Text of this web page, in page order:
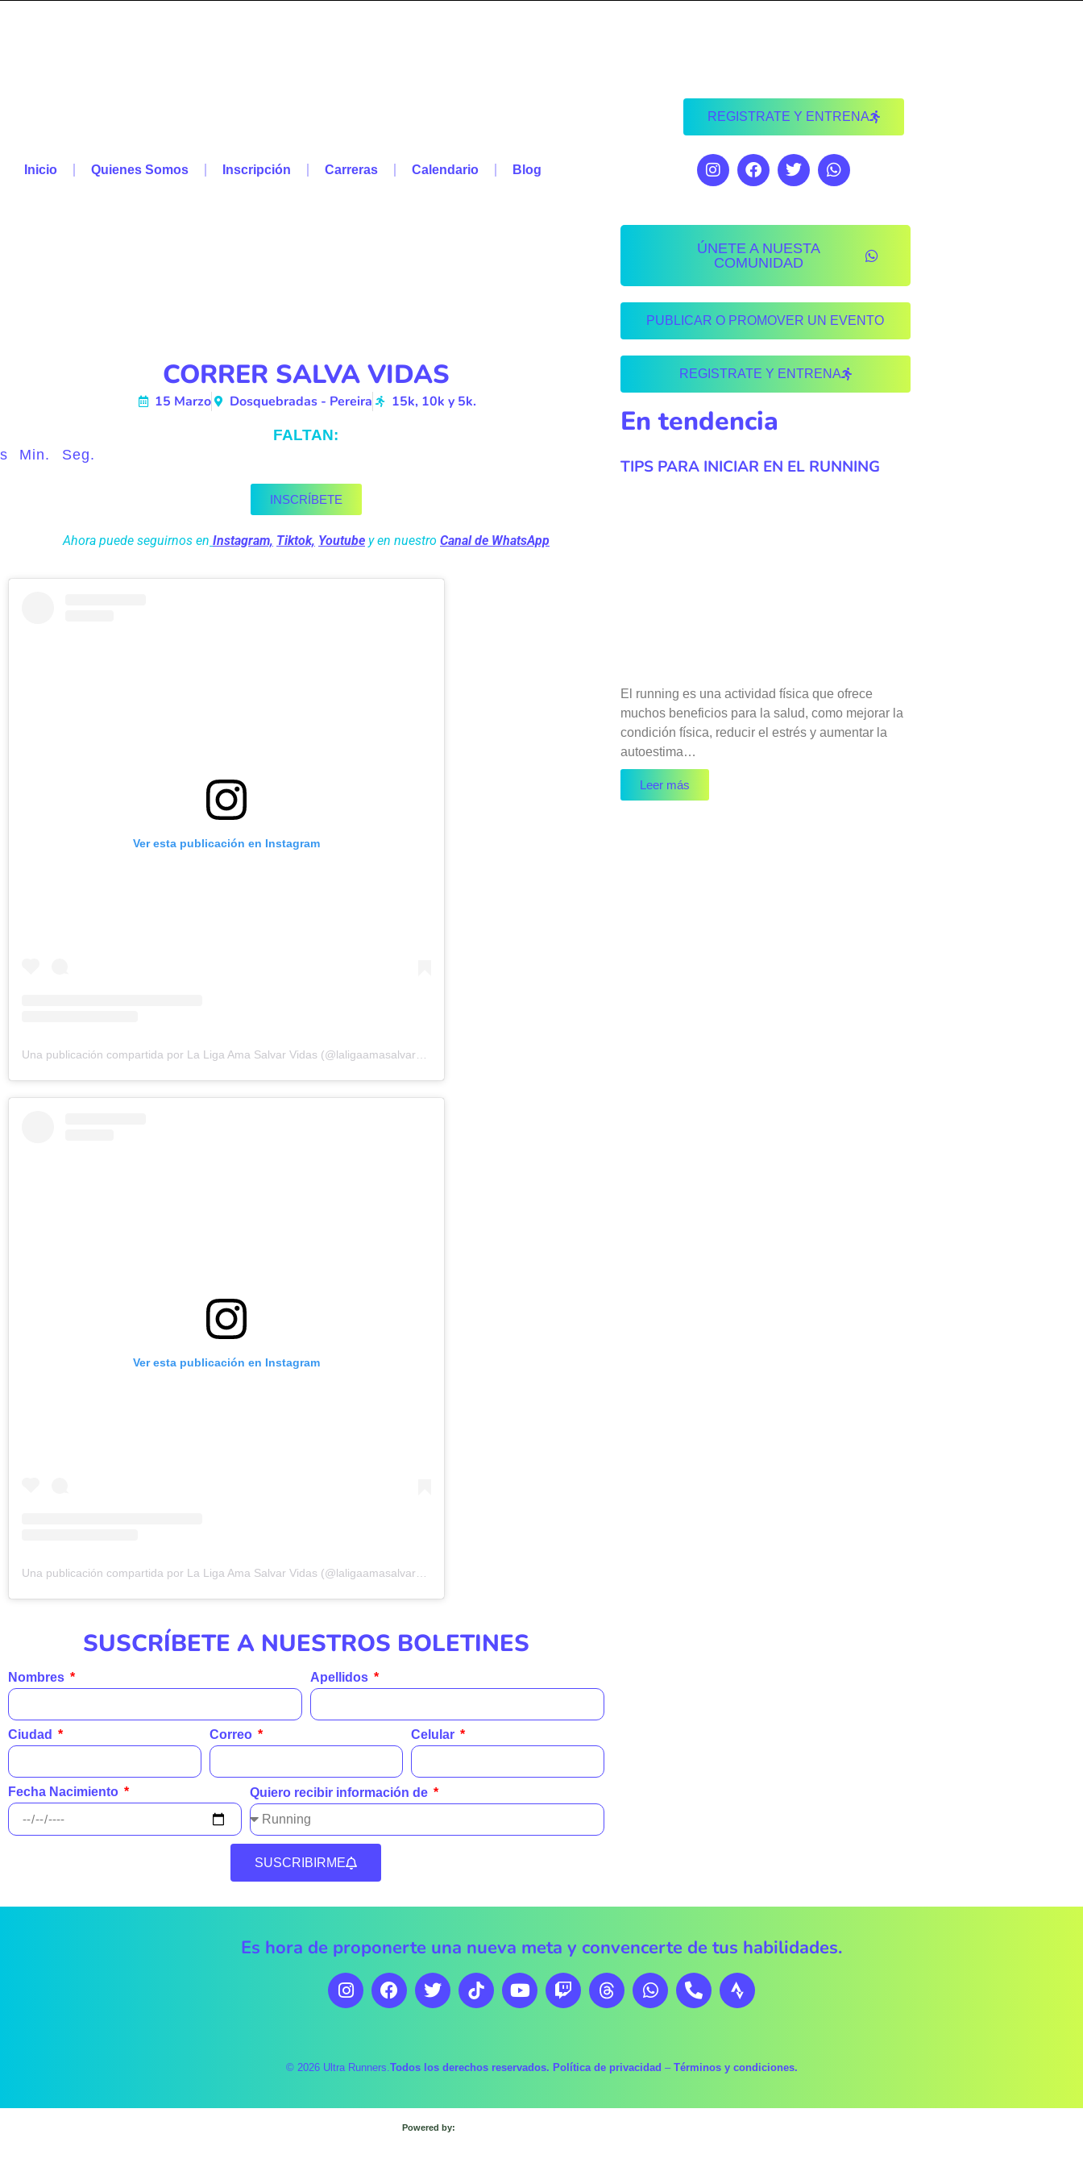
REGISTRATE Y ENTRENA
Inicio Quienes Somos Inscripción Carreras Calendario Blog
CORRER SALVA VIDAS
15 Marzo Dosquebradas - Pereira 15k, 10k y 5k.
FALTAN:
Min. Seg.
INSCRÍBETE
Ahora puede seguirnos en Instagram, Tiktok, Youtubey en nuestro Canal de WhatsApp
Ver esta publicación en Instagram
Ver esta publicación en Instagram
Una publicación compartida por La Liga Ama Salvar Vidas (@laligaamasalvarvidas)
SUSCRÍBETE A NUESTROS BOLETINES
Nombres Apellidos
Ciudad Correo Celular
Fecha Nacimiento Quiero recibir información de
SUSCRIBIRME
ÚNETE A NUESTA
COMUNIDAD
PUBLICAR O PROMOVER UN EVENTO
REGISTRATE Y ENTRENA
En tendencia
TIPS PARA INICIAR EN EL RUNNING
El running es una actividad física que ofrece
muchos beneficios para la salud, como mejorar la
condición física, reducir el estrés y aumentar la
autoestima…
Leer más
Es hora de proponerte una nueva meta y convencerte de tus habilidades.
© 2026 Ultra Runners.Todos los derechos reservados. Política de privacidad – Términos y condiciones.
Powered by: